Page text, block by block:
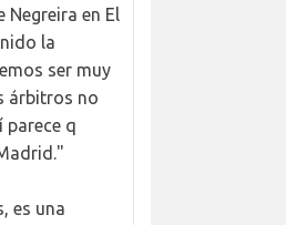
Negreira en El
la
ser muy
árbitros no
parece q
es una